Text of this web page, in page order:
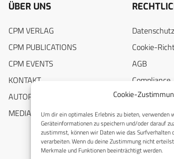
Cookie-
Um dir ein optimales Erlebnis zu bieten, verwenden
Geräteinformationen zu speichern und/oder darauf
zustimmst, können wir Daten wie das Surfverhalten
verarbeiten. Wenn du deine Zustimmung nicht
Merkmale und Funktionen beeinträchtigt werden.
ÜBER UNS
CPM VERLAG
CPM PUBLICATIONS
CPM EVENTS
KONTAKT
AUTORENHINWEISE
MEDIADATEN
Cookie-
AGB
Compliance
Impressum